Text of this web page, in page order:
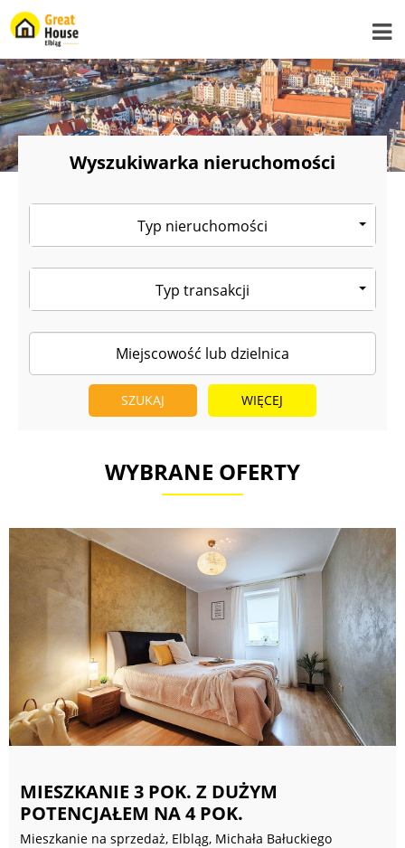
Wyszukiwarka nieruchomości
Typ nieruchomości
Typ transakcji
WIĘCEJ
WYBRANE OFERTY
MIESZKANIE 3 POK. Z DUŻYM
POTENCJAŁEM NA 4 POK.
Mieszkanie na sprzedaż, Elbląg, Michała Bałuckiego